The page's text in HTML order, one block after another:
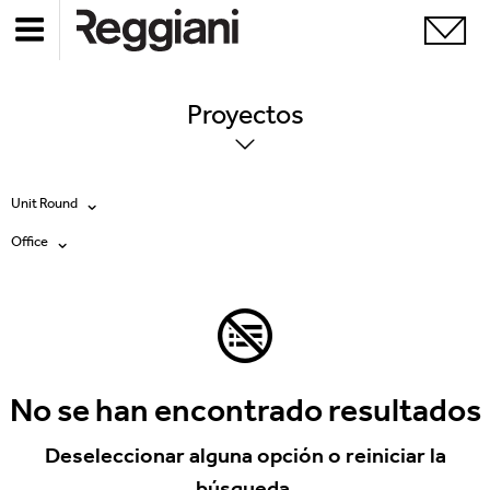
Proyectos
Unit Round
Todos los productos
Mood Evo
Traceline System
Office
No se han encontrado resultados
Deseleccionar alguna opción o reiniciar la